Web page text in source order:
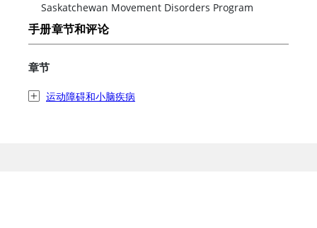
Saskatchewan Movement Disorders Program
手册章节和评论
章节
运动障碍和小脑疾病